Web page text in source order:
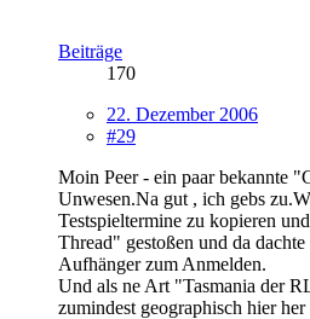
Beiträge
170
22. Dezember 2006
#29
Moin Peer - ein paar bekannte
Unwesen.Na gut , ich gebs
Testspieltermine zu kopieren
Thread" gestoßen und da
Aufhänger zum Anmelden.
Und als ne Art "Tasmania der
zumindest geographisch hier her